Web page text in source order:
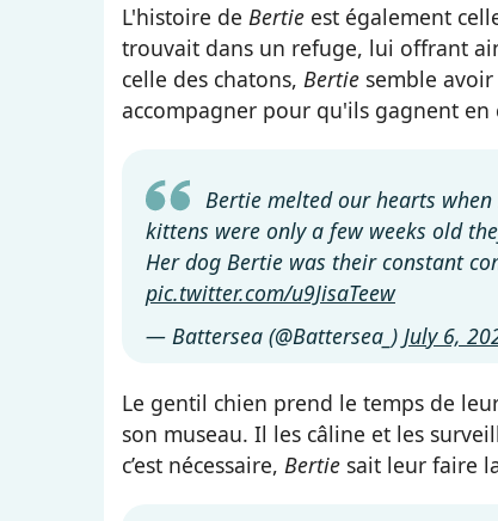
L'histoire de Bertie est également
trouvait dans un refuge, lui offrant
celle des chatons, Bertie semble
accompagner pour qu'ils gagnent
Bertie melted our hearts
kittens were only a few weeks old
Her dog Bertie was their constant
pic.twitter.com/u9JisaTeew
— Battersea (@Battersea_) July 6,
Le gentil chien prend le temps de
son museau. Il les câline et les
c’est nécessaire, Bertie sait leur faire